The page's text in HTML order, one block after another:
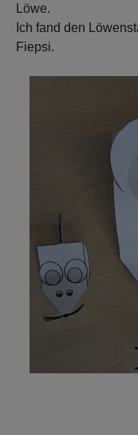
Löwe.
Ich fand den
Fiepsi.